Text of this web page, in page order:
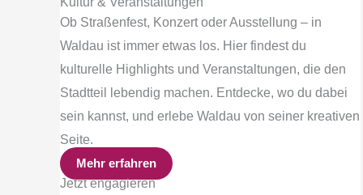
Ob Straßenfest, Konzert oder Ausstellung – in
Waldau ist immer etwas los. Hier findest du
kulturelle Highlights und Veranstaltungen, die den
Stadtteil lebendig machen. Entdecke, wo du dabei
sein kannst, und erlebe Waldau von seiner kreativen
Seite.
Mehr erfahren
Jetzt engagieren